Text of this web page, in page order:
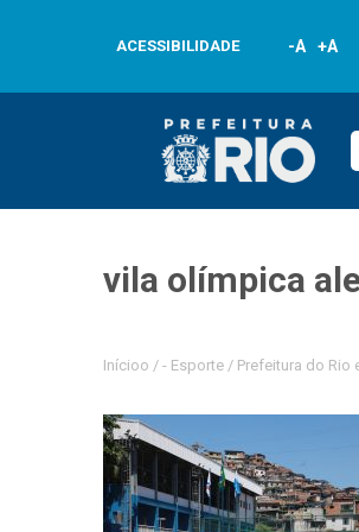
ACESSIBILIDADE -A +A
vila olímpica
Inícioo / - Esporte / Prefeitura do Rio